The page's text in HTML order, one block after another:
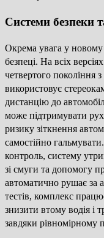
Системи безпеки
Окрема увага у новому
безпеці. На всіх
четвертого покоління
використовує
дистанцію до
може підтримувати рух
ризику зіткнення
самостійно
контроль, систему
зі смуги та допомогу
автоматично рушає за
тестів, комплекс
знизити втому водія і
завдяки